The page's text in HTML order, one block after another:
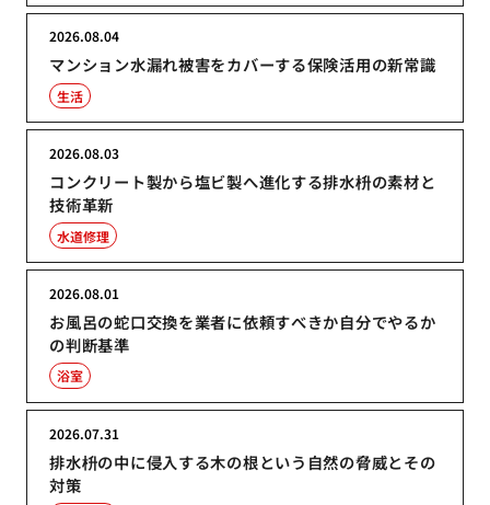
マンション水漏れ被害をカバーする保険活用の新常識
2026.08.04
生活
コンクリート製から塩ビ製へ進化する排水枡の素材と
技術革新
2026.08.03
水道修理
お風呂の蛇口交換を業者に依頼すべきか自分でやるか
の判断基準
2026.08.01
浴室
排水枡の中に侵入する木の根という自然の脅威とその
対策
2026.07.31